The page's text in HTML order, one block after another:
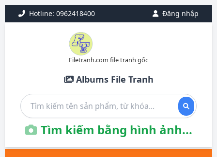
Hotline: 0962418400 Đăng nhập
Filetranh.com file tranh gốc
Albums File Tranh
Tìm kiếm bằng hình ảnh...